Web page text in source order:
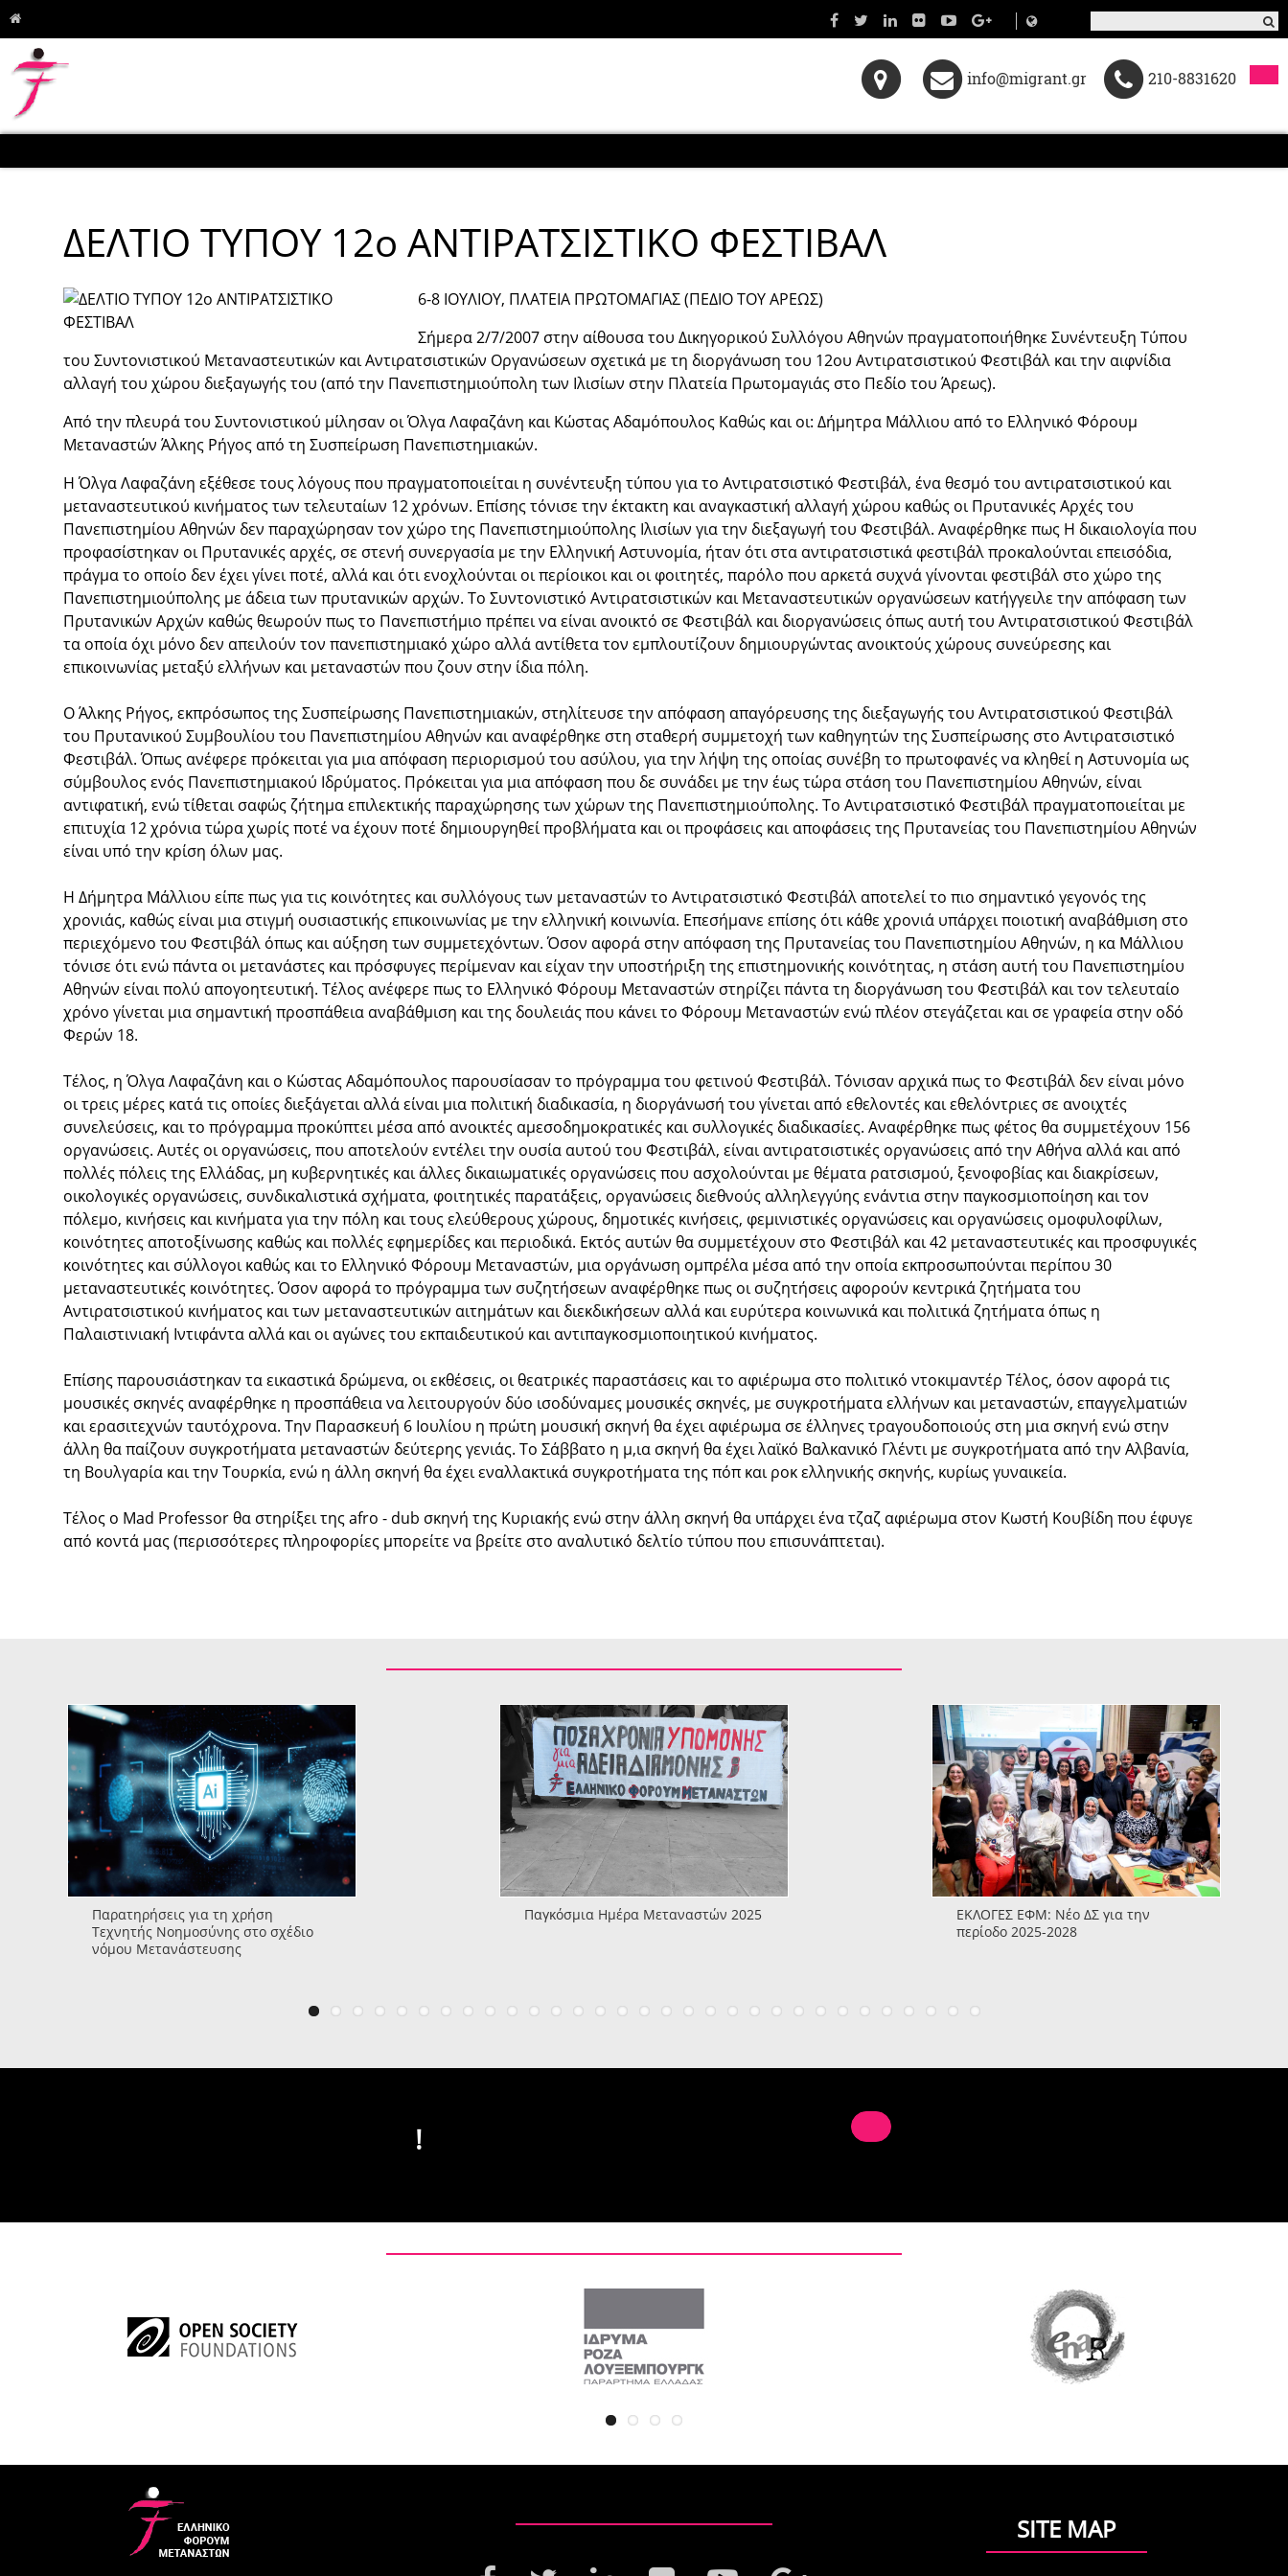
info@migrant.gr 210-8831620
ΔΕΛΤΙΟ ΤΥΠΟΥ 12ο ΑΝΤΙΡΑΤΣΙΣΤΙΚΟ ΦΕΣΤΙΒΑΛ
6-8 ΙΟΥΛΙΟΥ, ΠΛΑΤΕΙΑ ΠΡΩΤΟΜΑΓΙΑΣ (ΠΕΔΙΟ ΤΟΥ ΑΡΕΩΣ)
Σήμερα 2/7/2007 στην αίθουσα του Δικηγορικού Συλλόγου Αθηνών πραγματοποιήθηκε Συνέντευξη Τύπου
του Συντονιστικού Μεταναστευτικών και Αντιρατσιστικών Οργανώσεων σχετικά με τη διοργάνωση του 12ου Αντιρατσιστικού Φεστιβάλ και την αιφνίδια
αλλαγή του χώρου διεξαγωγής του (από την Πανεπιστημιούπολη των Ιλισίων στην Πλατεία Πρωτομαγιάς στο Πεδίο του Άρεως).
Από την πλευρά του Συντονιστικού μίλησαν οι Όλγα Λαφαζάνη και Κώστας Αδαμόπουλος Καθώς και οι: Δήμητρα Μάλλιου από το Ελληνικό Φόρουμ
Μεταναστών Άλκης Ρήγος από τη Συσπείρωση Πανεπιστημιακών.
Η Όλγα Λαφαζάνη εξέθεσε τους λόγους που πραγματοποιείται η συνέντευξη τύπου για το Αντιρατσιστικό Φεστιβάλ, ένα θεσμό του αντιρατσιστικού και
μεταναστευτικού κινήματος των τελευταίων 12 χρόνων. Επίσης τόνισε την έκτακτη και αναγκαστική αλλαγή χώρου καθώς οι Πρυτανικές Αρχές του
Πανεπιστημίου Αθηνών δεν παραχώρησαν τον χώρο της Πανεπιστημιούπολης Ιλισίων για την διεξαγωγή του Φεστιβάλ. Αναφέρθηκε πως Η δικαιολογία που
προφασίστηκαν οι Πρυτανικές αρχές, σε στενή συνεργασία με την Ελληνική Αστυνομία, ήταν ότι στα αντιρατσιστικά φεστιβάλ προκαλούνται επεισόδια,
πράγμα το οποίο δεν έχει γίνει ποτέ, αλλά και ότι ενοχλούνται οι περίοικοι και οι φοιτητές, παρόλο που αρκετά συχνά γίνονται φεστιβάλ στο χώρο της
Πανεπιστημιούπολης με άδεια των πρυτανικών αρχών. Το Συντονιστικό Αντιρατσιστικών και Μεταναστευτικών οργανώσεων κατήγγειλε την απόφαση των
Πρυτανικών Αρχών καθώς θεωρούν πως το Πανεπιστήμιο πρέπει να είναι ανοικτό σε Φεστιβάλ και διοργανώσεις όπως αυτή του Αντιρατσιστικού Φεστιβάλ
τα οποία όχι μόνο δεν απειλούν τον πανεπιστημιακό χώρο αλλά αντίθετα τον εμπλουτίζουν δημιουργώντας ανοικτούς χώρους συνεύρεσης και
επικοινωνίας μεταξύ ελλήνων και μεταναστών που ζουν στην ίδια πόλη.
Ο Άλκης Ρήγος, εκπρόσωπος της Συσπείρωσης Πανεπιστημιακών, στηλίτευσε την απόφαση απαγόρευσης της διεξαγωγής του Αντιρατσιστικού Φεστιβάλ
του Πρυτανικού Συμβουλίου του Πανεπιστημίου Αθηνών και αναφέρθηκε στη σταθερή συμμετοχή των καθηγητών της Συσπείρωσης στο Αντιρατσιστικό
Φεστιβάλ. Όπως ανέφερε πρόκειται για μια απόφαση περιορισμού του ασύλου, για την λήψη της οποίας συνέβη το πρωτοφανές να κληθεί η Αστυνομία ως
σύμβουλος ενός Πανεπιστημιακού Ιδρύματος. Πρόκειται για μια απόφαση που δε συνάδει με την έως τώρα στάση του Πανεπιστημίου Αθηνών, είναι
αντιφατική, ενώ τίθεται σαφώς ζήτημα επιλεκτικής παραχώρησης των χώρων της Πανεπιστημιούπολης. Το Αντιρατσιστικό Φεστιβάλ πραγματοποιείται με
επιτυχία 12 χρόνια τώρα χωρίς ποτέ να έχουν ποτέ δημιουργηθεί προβλήματα και οι προφάσεις και αποφάσεις της Πρυτανείας του Πανεπιστημίου Αθηνών
είναι υπό την κρίση όλων μας.
Η Δήμητρα Μάλλιου είπε πως για τις κοινότητες και συλλόγους των μεταναστών το Αντιρατσιστικό Φεστιβάλ αποτελεί το πιο σημαντικό γεγονός της
χρονιάς, καθώς είναι μια στιγμή ουσιαστικής επικοινωνίας με την ελληνική κοινωνία. Επεσήμανε επίσης ότι κάθε χρονιά υπάρχει ποιοτική αναβάθμιση στο
περιεχόμενο του Φεστιβάλ όπως και αύξηση των συμμετεχόντων. Όσον αφορά στην απόφαση της Πρυτανείας του Πανεπιστημίου Αθηνών, η κα Μάλλιου
τόνισε ότι ενώ πάντα οι μετανάστες και πρόσφυγες περίμεναν και είχαν την υποστήριξη της επιστημονικής κοινότητας, η στάση αυτή του Πανεπιστημίου
Αθηνών είναι πολύ απογοητευτική. Τέλος ανέφερε πως το Ελληνικό Φόρουμ Μεταναστών στηρίζει πάντα τη διοργάνωση του Φεστιβάλ και τον τελευταίο
χρόνο γίνεται μια σημαντική προσπάθεια αναβάθμιση και της δουλειάς που κάνει το Φόρουμ Μεταναστών ενώ πλέον στεγάζεται και σε γραφεία στην οδό
Φερών 18.
Τέλος, η Όλγα Λαφαζάνη και ο Κώστας Αδαμόπουλος παρουσίασαν το πρόγραμμα του φετινού Φεστιβάλ. Τόνισαν αρχικά πως το Φεστιβάλ δεν είναι μόνο
οι τρεις μέρες κατά τις οποίες διεξάγεται αλλά είναι μια πολιτική διαδικασία, η διοργάνωσή του γίνεται από εθελοντές και εθελόντριες σε ανοιχτές
συνελεύσεις, και το πρόγραμμα προκύπτει μέσα από ανοικτές αμεσοδημοκρατικές και συλλογικές διαδικασίες. Αναφέρθηκε πως φέτος θα συμμετέχουν 156
οργανώσεις. Αυτές οι οργανώσεις, που αποτελούν εντέλει την ουσία αυτού του Φεστιβάλ, είναι αντιρατσιστικές οργανώσεις από την Αθήνα αλλά και από
πολλές πόλεις της Ελλάδας, μη κυβερνητικές και άλλες δικαιωματικές οργανώσεις που ασχολούνται με θέματα ρατσισμού, ξενοφοβίας και διακρίσεων,
οικολογικές οργανώσεις, συνδικαλιστικά σχήματα, φοιτητικές παρατάξεις, οργανώσεις διεθνούς αλληλεγγύης ενάντια στην παγκοσμιοποίηση και τον
πόλεμο, κινήσεις και κινήματα για την πόλη και τους ελεύθερους χώρους, δημοτικές κινήσεις, φεμινιστικές οργανώσεις και οργανώσεις ομοφυλοφίλων,
κοινότητες αποτοξίνωσης καθώς και πολλές εφημερίδες και περιοδικά. Εκτός αυτών θα συμμετέχουν στο Φεστιβάλ και 42 μεταναστευτικές και προσφυγικές
κοινότητες και σύλλογοι καθώς και το Ελληνικό Φόρουμ Μεταναστών, μια οργάνωση ομπρέλα μέσα από την οποία εκπροσωπούνται περίπου 30
μεταναστευτικές κοινότητες. Όσον αφορά το πρόγραμμα των συζητήσεων αναφέρθηκε πως οι συζητήσεις αφορούν κεντρικά ζητήματα του
Αντιρατσιστικού κινήματος και των μεταναστευτικών αιτημάτων και διεκδικήσεων αλλά και ευρύτερα κοινωνικά και πολιτικά ζητήματα όπως η
Παλαιστινιακή Ιντιφάντα αλλά και οι αγώνες του εκπαιδευτικού και αντιπαγκοσμιοποιητικού κινήματος.
Επίσης παρουσιάστηκαν τα εικαστικά δρώμενα, οι εκθέσεις, οι θεατρικές παραστάσεις και το αφιέρωμα στο πολιτικό ντοκιμαντέρ Τέλος, όσον αφορά τις
μουσικές σκηνές αναφέρθηκε η προσπάθεια να λειτουργούν δύο ισοδύναμες μουσικές σκηνές, με συγκροτήματα ελλήνων και μεταναστών, επαγγελματιών
και ερασιτεχνών ταυτόχρονα. Την Παρασκευή 6 Ιουλίου η πρώτη μουσική σκηνή θα έχει αφιέρωμα σε έλληνες τραγουδοποιούς στη μια σκηνή ενώ στην
άλλη θα παίζουν συγκροτήματα μεταναστών δεύτερης γενιάς. Το Σάββατο η μ,ια σκηνή θα έχει λαϊκό Βαλκανικό Γλέντι με συγκροτήματα από την Αλβανία,
τη Βουλγαρία και την Τουρκία, ενώ η άλλη σκηνή θα έχει εναλλακτικά συγκροτήματα της πόπ και ροκ ελληνικής σκηνής, κυρίως γυναικεία.
Τέλος ο Mad Professor θα στηρίξει της afro - dub σκηνή της Κυριακής ενώ στην άλλη σκηνή θα υπάρχει ένα τζαζ αφιέρωμα στον Κωστή Κουβίδη που έφυγε
από κοντά μας (περισσότερες πληροφορίες μπορείτε να βρείτε στο αναλυτικό δελτίο τύπου που επισυνάπτεται).
Παρατηρήσεις για τη χρήση
Τεχνητής Νοημοσύνης στο σχέδιο
νόμου Μετανάστευσης
Παγκόσμια Ημέρα Μεταναστών 2025
ΕΚΛΟΓΕΣ ΕΦΜ: Νέο ΔΣ για την
περίοδο 2025-2028
!
SITE MAP